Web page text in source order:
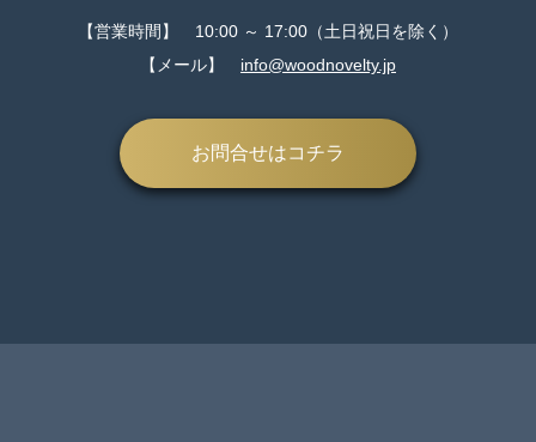
【営業時間】 10:00 ～ 17:00（土日祝日を除く）
【メール】 info@woodnovelty.jp
お問合せはコチラ